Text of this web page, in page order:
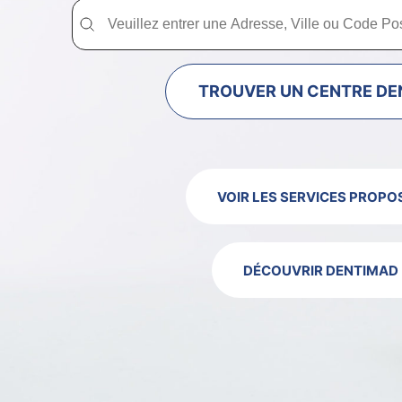
Trouver un centre dentaire Dentimad près
Trouver un centre dentaire Dentimad près de chez vous
TROUVER UN CENTRE
VOIR LES SERVICES
DÉCOUVRIR DENTIMAD